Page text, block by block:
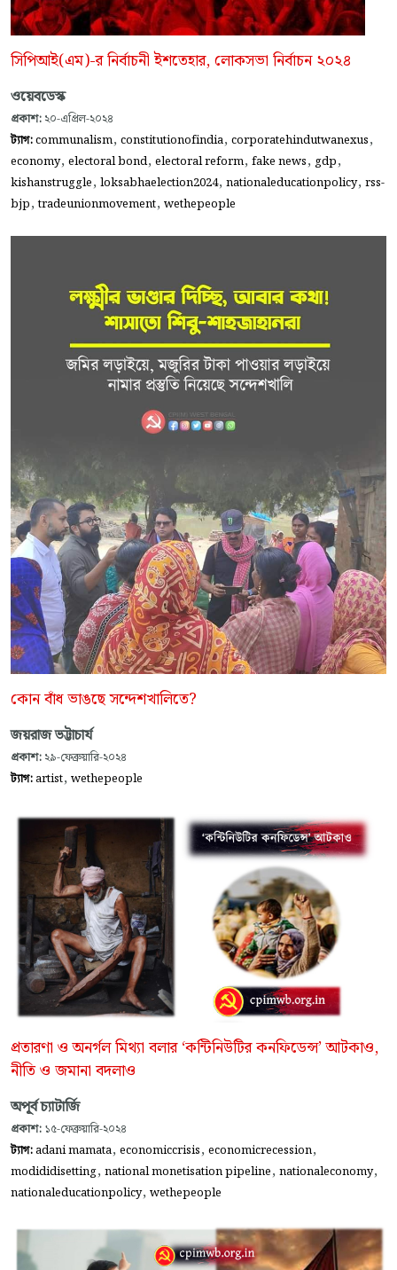
সিপিআই(এম)-র নির্বাচনী ইশতেহার, লোকসভা নির্বাচন ২০২৪
ওয়েবডেস্ক
প্রকাশ: ২০-এপ্রিল-২০২৪
ট্যাগ:communalism, constitutionofindia, corporatehindutwanexus,
economy, electoral bond, electoral reform, fake news, gdp,
kishanstruggle, loksabhaelection2024, nationaleducationpolicy, rss-
bjp,tradeunionmovement, wethepeople
কোন বাঁধ ভাঙছে সন্দেশখালিতে?
জয়রাজ ভট্টাচার্য
প্রকাশ: ২৯-ফেব্রুয়ারি-২০২৪
ট্যাগ:artist, wethepeople
প্রতারণা ও অনর্গল মিথ্যা বলার ‘কন্টিনিউটির কনফিডেন্স’ আটকাও,
নীতি ও জমানা বদলাও
অপূর্ব চ্যাটার্জি
প্রকাশ: ১৫-ফেব্রুয়ারি-২০২৪
ট্যাগ:adani mamata, economiccrisis, economicrecession,
modididisetting, national monetisation pipeline, nationaleconomy,
nationaleducationpolicy, wethepeople